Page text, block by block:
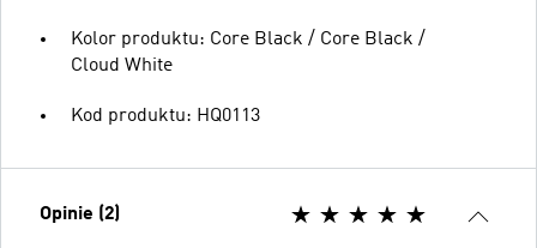
Kolor produktu: Core Black / Core Black /
Cloud White
Kod produktu: HQ0113
Opinie (2)